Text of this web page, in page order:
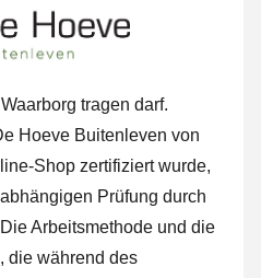
tragen darf.
Hoeve Buitenleven von
Shop zertifiziert wurde,
Prüfung durch
Arbeitsmethode und die
die während des